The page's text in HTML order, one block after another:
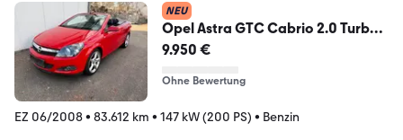
NEU
Opel Astra GTC Cabrio 2.0 Turbo
Seltene 200 PS Versio
9.950 €
Ohne Bewertung
EZ 06/2008• 83.612 km • 147 kW (200 PS) • Benzin